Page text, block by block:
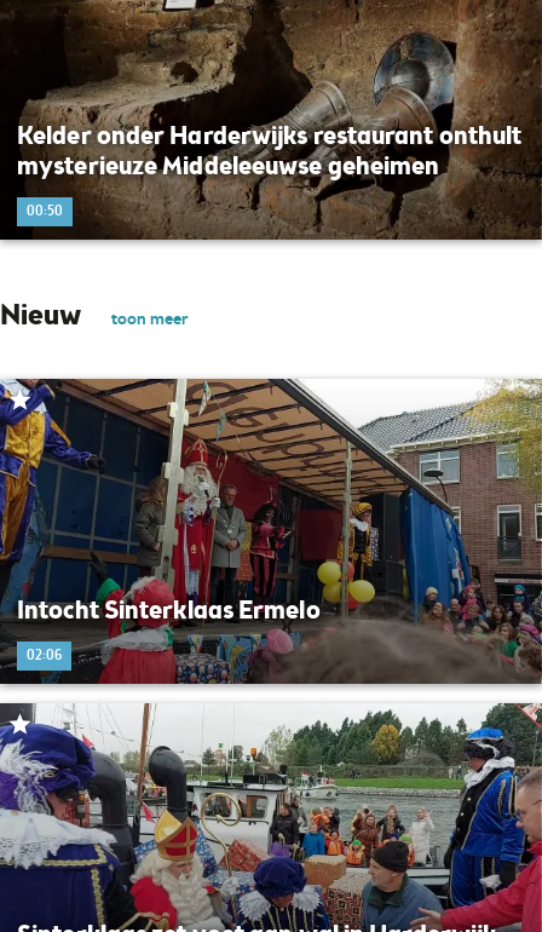
Kelder onder Harderwijks restaurant onthult
mysterieuze Middeleeuwse geheimen
00:50
Nieuw toon meer
Intocht Sinterklaas Ermelo
02:06